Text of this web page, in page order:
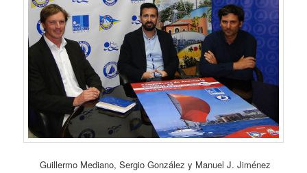
Guillermo Mediano, Sergio González y Manuel J. Jiménez